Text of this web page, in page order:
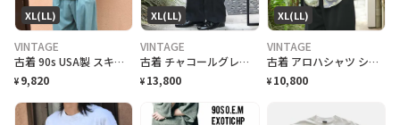
XL(LL)
VINTAGE
古着 90s USA製 スキーリゾート スーベニアTシャツ プリントTシャツ 黒
¥ 9,820
XL(LL)
VINTAGE
古着 チャコールグレー リネンスラックス スラックス ワイドパンツ タックパンツ
¥ 13,800
XL(LL)
VINTAGE
古着 アロハシャツ シルクシャツ レーヨンシャツ 柄シャツ 総柄シャツ
¥ 10,800